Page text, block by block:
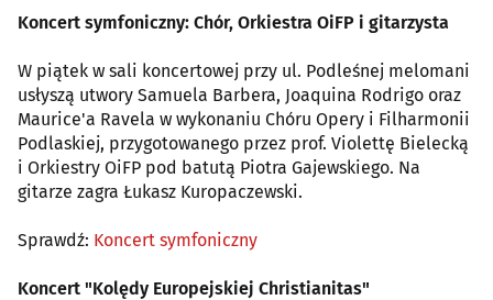
Koncert symfoniczny: Chór, Orkiestra OiFP i gitarzysta
W piątek w sali koncertowej przy ul. Podleśnej melomani
usłyszą utwory Samuela Barbera, Joaquina Rodrigo oraz
Maurice'a Ravela w wykonaniu Chóru Opery i Filharmonii
Podlaskiej, przygotowanego przez prof. Violettę Bielecką
i Orkiestry OiFP pod batutą Piotra Gajewskiego. Na
gitarze zagra Łukasz Kuropaczewski.
Sprawdź: Koncert symfoniczny
Koncert "Kolędy Europejskiej Christianitas"